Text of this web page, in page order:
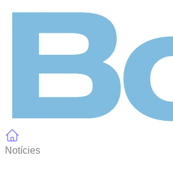
Notícies